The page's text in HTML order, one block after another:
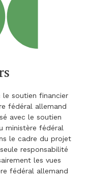
le soutien financier
fédéral allemand
avec le soutien
ministère fédéral
le cadre du projet
responsabilité
les vues
fédéral allemand